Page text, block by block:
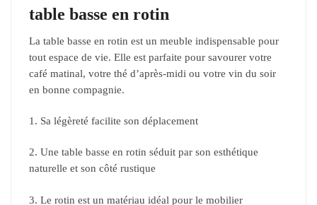
table basse en rotin
La table basse en rotin est un meuble indispensable pour
tout espace de vie. Elle est parfaite pour savourer votre
café matinal, votre thé d’après-midi ou votre vin du soir
en bonne compagnie.
1. Sa légèreté facilite son déplacement
2. Une table basse en rotin séduit par son esthétique
naturelle et son côté rustique
3. Le rotin est un matériau idéal pour le mobilier